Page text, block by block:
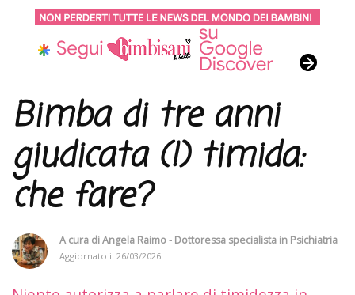
Bimba di tre anni
giudicata (!) timida:
che fare?
A cura diAngela Raimo - Dottoressa specialista in Psichiatria
Aggiornato il 26/03/2026